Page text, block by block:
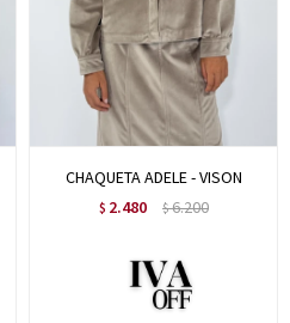
CHAQUETA ADELE - VISON
$ 2.480 $6.200